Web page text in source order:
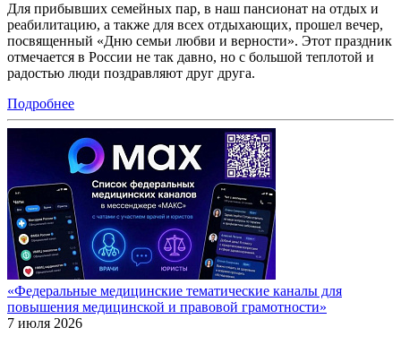
Для прибывших семейных пар, в наш пансионат на отдых и
реабилитацию, а также для всех отдыхающих, прошел вечер,
посвященный «Дню семьи любви и верности». Этот праздник
отмечается в России не так давно, но с большой теплотой и
радостью люди поздравляют друг друга.
Подробнее
«Федеральные медицинские тематические каналы для
повышения медицинской и правовой грамотности»
7 июля 2026